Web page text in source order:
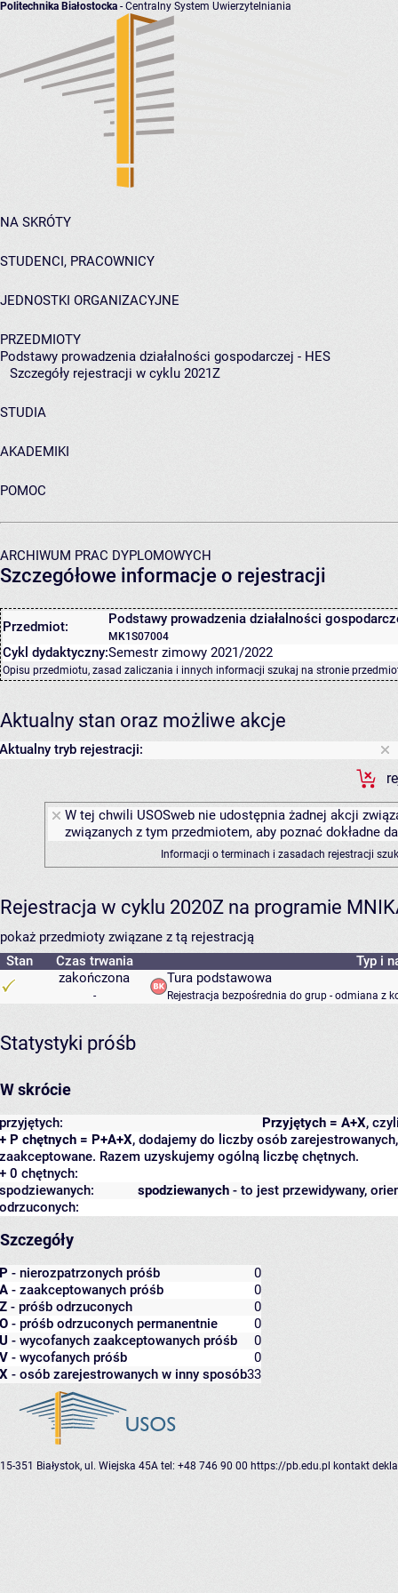
Politechnika Białostocka - Centralny System Uwierzytelniania
NA SKRÓTY
STUDENCI, PRACOWNICY
JEDNOSTKI ORGANIZACYJNE
PRZEDMIOTY
Podstawy prowadzenia działalności gospodarczej - HES
Szczegóły rejestracji w cyklu 2021Z
STUDIA
AKADEMIKI
POMOC
ARCHIWUM PRAC DYPLOMOWYCH
Szczegółowe informacje o rejestracji
Przedmiot: Podstawy prowadzenia działalności
MK1S07004
Cykl dydaktyczny:Semestr zimowy 2021/2022
Opisu przedmiotu, zasad zaliczania i innych informacji szukaj na stronie
Aktualny stan oraz możliwe akcje
Aktualny tryb rejestracji:
W tej chwili USOSweb nie udostępnia żadnej akcji
związanych z tym przedmiotem, aby poznać dokładne
Informacji o terminach i zasadach rejestracji
Rejestracja w cyklu 2020Z na programie
pokaż przedmioty związane z tą rejestracją
Stan
Czas trwania
Typ i
zakończona
-
Tura podstawowa
Rejestracja bezpośrednia do grup - odmiana z
Statystyki próśb
W skrócie
Przyjętych = A+X,
przyjętych:
+ P chętnych = P+A+X, dodajemy do liczby osób
zaakceptowane. Razem uzyskujemy ogólną liczbę chętnych.
+ 0 chętnych:
spodziewanych - to jest przewidywany,
spodziewanych:
odrzuconych:
Szczegóły
P - nierozpatrzonych próśb
0
A - zaakceptowanych próśb
0
Z - próśb odrzuconych
0
O - próśb odrzuconych permanentnie
0
U - wycofanych zaakceptowanych próśb
0
V - wycofanych próśb
0
X - osób zarejestrowanych w inny sposób33
15-351 Białystok, ul. Wiejska 45A tel: +48 746 90 00 https://pb.edu.pl kontakt